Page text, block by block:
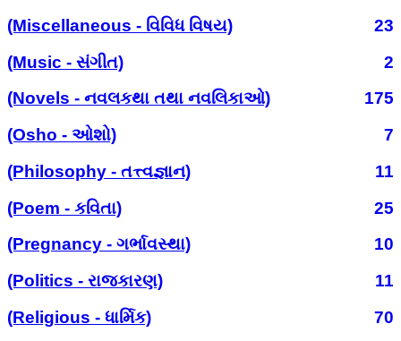
(Miscellaneous - વિવિધ વિષય)
23
(Music - સંગીત)
2
(Novels - નવલકથા તથા નવલિકાઓ)
175
(Osho - ઓશો)
7
(Philosophy - તત્ત્વજ્ઞાન)
11
(Poem - કવિતા)
25
(Pregnancy - ગર્ભાવસ્થા)
10
(Politics - રાજકારણ)
11
(Religious - ધાર્મિક)
70